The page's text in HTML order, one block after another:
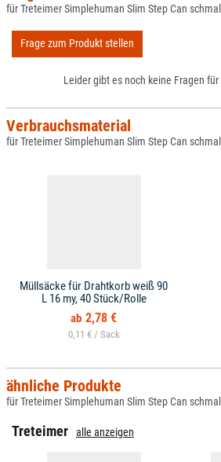
für Treteimer Simplehuman Slim Step Can
Frage zum Produkt stellen
Leider gibt es noch keine Fragen
Verbrauchsmaterial
für Treteimer Simplehuman Slim Step Can
Müllsäcke für Drahtkorb weiß 90
L 16 my, 40 Stück/Rolle
2,78 €
0,11 € /
ähnliche Produkte
für Treteimer Simplehuman Slim Step Can
Treteimer alle anzeigen